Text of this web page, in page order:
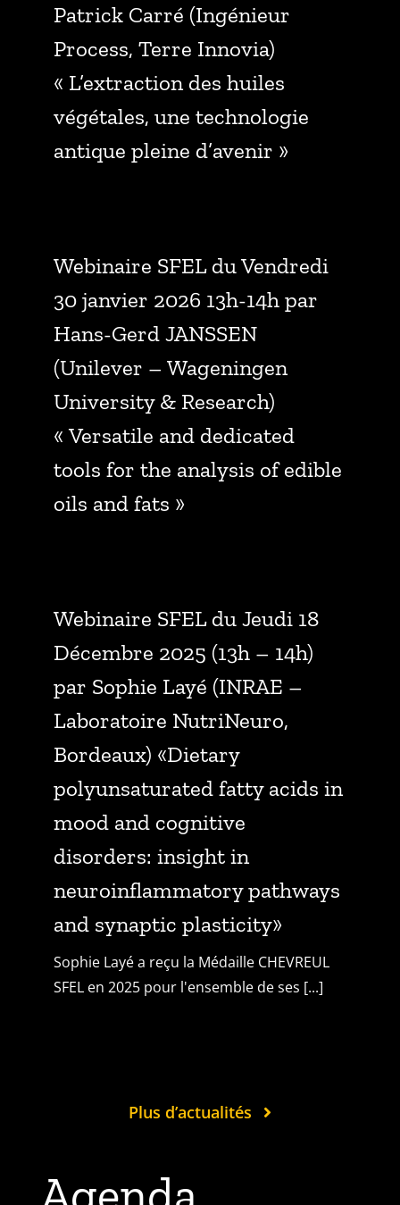
Patrick Carré (Ingénieur
Process, Terre Innovia)
« L’extraction des huiles
végétales, une technologie
antique pleine d’avenir »
Webinaire SFEL du Vendredi
30 janvier 2026 13h-14h par
Hans-Gerd JANSSEN
(Unilever – Wageningen
University & Research)
« Versatile and dedicated
tools for the analysis of edible
oils and fats »
Webinaire SFEL du Jeudi 18
Décembre 2025 (13h – 14h)
par Sophie Layé (INRAE –
Laboratoire NutriNeuro,
Bordeaux) «Dietary
polyunsaturated fatty acids in
mood and cognitive
disorders: insight in
neuroinflammatory pathways
and synaptic plasticity»
Sophie Layé a reçu la Médaille CHEVREUL
SFEL en 2025 pour l'ensemble de ses [...]
Plus d’actualités